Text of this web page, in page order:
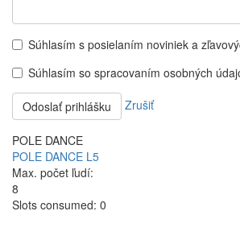
Súhlasím s posielaním noviniek a
Súhlasím so spracovaním osobných
Odoslať prihlášku Zrušiť
POLE DANCE
POLE DANCE L5
Max. počet ľudí:
8
Slots consumed: 0